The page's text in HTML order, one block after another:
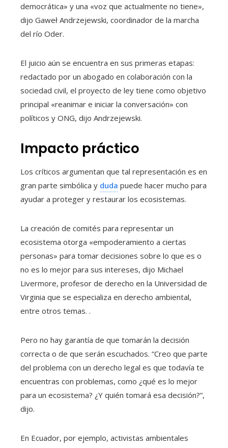
democrática» y una «voz que actualmente no tiene»,
dijo Gaweł Andrzejewski, coordinador de la marcha
del río Oder.
El juicio aún se encuentra en sus primeras etapas:
redactado por un abogado en colaboración con la
sociedad civil, el proyecto de ley tiene como objetivo
principal «reanimar e iniciar la conversación» con
políticos y ONG, dijo Andrzejewski.
Impacto práctico
Los críticos argumentan que tal representación es en
gran parte simbólica y duda puede hacer mucho para
ayudar a proteger y restaurar los ecosistemas.
La creación de comités para representar un
ecosistema otorga «empoderamiento a ciertas
personas» para tomar decisiones sobre lo que es o
no es lo mejor para sus intereses, dijo Michael
Livermore, profesor de derecho en la Universidad de
Virginia que se especializa en derecho ambiental,
entre otros temas. .
Pero no hay garantía de que tomarán la decisión
correcta o de que serán escuchados. “Creo que parte
del problema con un derecho legal es que todavía te
encuentras con problemas, como ¿qué es lo mejor
para un ecosistema? ¿Y quién tomará esa decisión?”,
dijo.
En Ecuador, por ejemplo, activistas ambientales